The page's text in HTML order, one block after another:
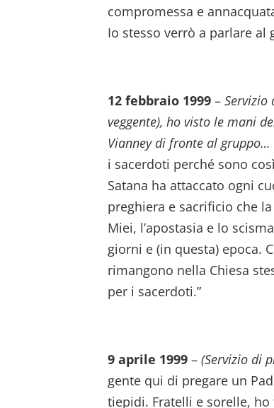
compromessa e
Io stesso verrò a parlare al
12 febbraio 1999 – Servizio
veggente), ho visto le mani
Vianney di fronte al gruppo…
i sacerdoti perché sono
Satana ha attaccato ogni
preghiera e sacrificio che
Miei, l’apostasia e lo
giorni e (in questa) epoca.
rimangono nella Chiesa
per i sacerdoti.”
9 aprile 1999 – (Servizio di
gente qui di pregare un
tiepidi. Fratelli e sorelle,